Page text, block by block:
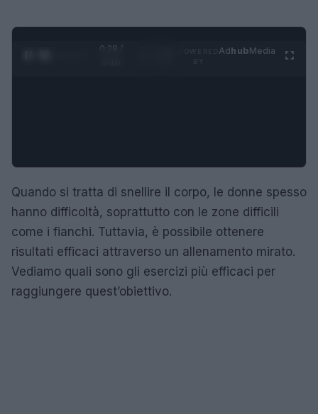
0:29 /
AdhubMedia
Quando si tratta di snellire il corpo, le donne spesso
hanno difficoltà, soprattutto con le zone difficili
come i fianchi. Tuttavia, è possibile ottenere
risultati efficaci attraverso un allenamento mirato.
Vediamo quali sono gli esercizi più efficaci per
raggiungere quest’obiettivo.